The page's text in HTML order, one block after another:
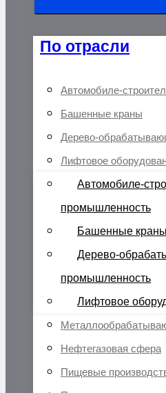
По отрасли
Автомобиле-
Башенные краны
Дерево-
Лифтовое
Автомобиле-
промышленность
Башенные краны
Дерево-
промышленность
Лифтовое
Нефтегазовая сфера
Пищевые